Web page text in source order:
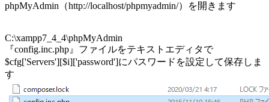
phpMyAdmin（http://localhost/phpmyadmin/）を開きます
C:\xampp7_4_4\phpMyAdmin
『config.inc.php』ファイルをテキストエディタで
$cfg['Servers'][$i]['password']にパスワードを設定して保存しま
す